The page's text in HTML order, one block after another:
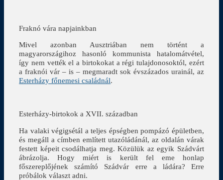
Fraknó vára napjainkban
Mivel azonban Ausztriában nem történt a
magyarországihoz hasonló kommunista hatalomátvétel,
így nem vették el a birtokokat a régi tulajdonosoktól, ezért
a fraknói vár – is – megmaradt sok évszázados urainál, az
Esterházy főnemesi családnál.
Esterházy-birtokok a XVII. században
Ha valaki végigsétál a teljes épségben pompázó épületben,
és megáll a címben említett utazóládánál, az oldalán várak
festett képeit csodálhatja meg. Közülük az egyik Szádvárt
ábrázolja. Hogy miért is került fel eme honlap
főszereplőjének számító Szádvár erre a ládára? Erre
próbálok választ adni.